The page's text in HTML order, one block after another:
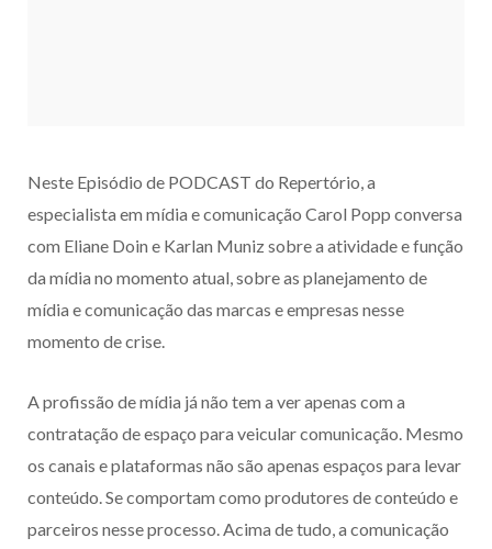
Neste Episódio de PODCAST do Repertório, a
especialista em mídia e comunicação Carol Popp conversa
com Eliane Doin e Karlan Muniz sobre a atividade e função
da mídia no momento atual, sobre as planejamento de
mídia e comunicação das marcas e empresas nesse
momento de crise.
A profissão de mídia já não tem a ver apenas com a
contratação de espaço para veicular comunicação. Mesmo
os canais e plataformas não são apenas espaços para levar
conteúdo. Se comportam como produtores de conteúdo e
parceiros nesse processo. Acima de tudo, a comunicação